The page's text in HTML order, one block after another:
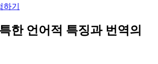
기
한 언어적 특징과 번역의